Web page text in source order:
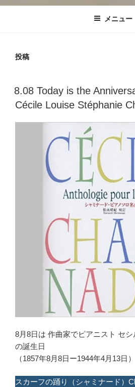
メニュー
投稿
投
稿
日:
8.08 Today is the
Cécile Louise Stéphanie
8月8日は 作曲家でピアニスト セ
の誕生日
（1857年8月8日ー1944年4月13日
スカーフの踊り（シャミナード）